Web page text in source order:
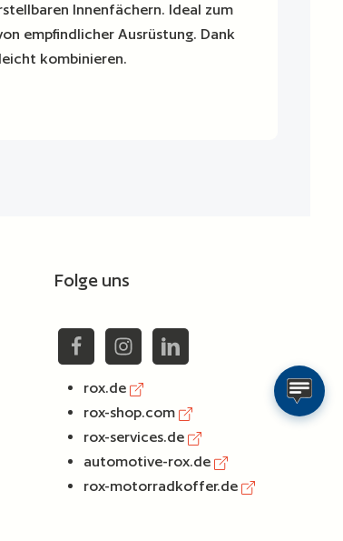
Innenfächern. Ideal zum
empfindlicher Ausrüstung. Dank
kombinieren.
Folge uns
rox.de
rox-shop.com
rox-services.de
automotive-rox.de
rox-motorradkoffer.de